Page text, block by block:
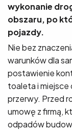
wykonanie
obszaru, po
pojazdy.
Nie bez
warunków dla
postawienie
toaleta i miejsce
przerwy. Przed
umowę z firmą,
odpadów